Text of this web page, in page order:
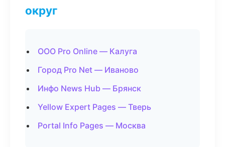
округ
ООО Pro Online — Калуга
Город Pro Net — Иваново
Инфо News Hub — Брянск
Yellow Expert Pages — Тверь
Portal Info Pages — Москва